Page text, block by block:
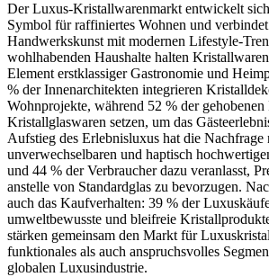
Der Luxus-Kristallwarenmarkt entwickelt
Symbol für raffiniertes Wohnen und
Handwerkskunst mit modernen Lifestyle-
wohlhabenden Haushalte halten
Element erstklassiger Gastronomie und
% der Innenarchitekten integrieren
Wohnprojekte, während 52 % der gehobenen
Kristallglaswaren setzen, um das
Aufstieg des Erlebnisluxus hat die Nachfrage
unverwechselbaren und haptisch
und 44 % der Verbraucher dazu veranlasst,
anstelle von Standardglas zu bevorzugen.
auch das Kaufverhalten: 39 % der
umweltbewusste und bleifreie
stärken gemeinsam den Markt für
funktionales als auch anspruchsvolles
globalen Luxusindustrie.